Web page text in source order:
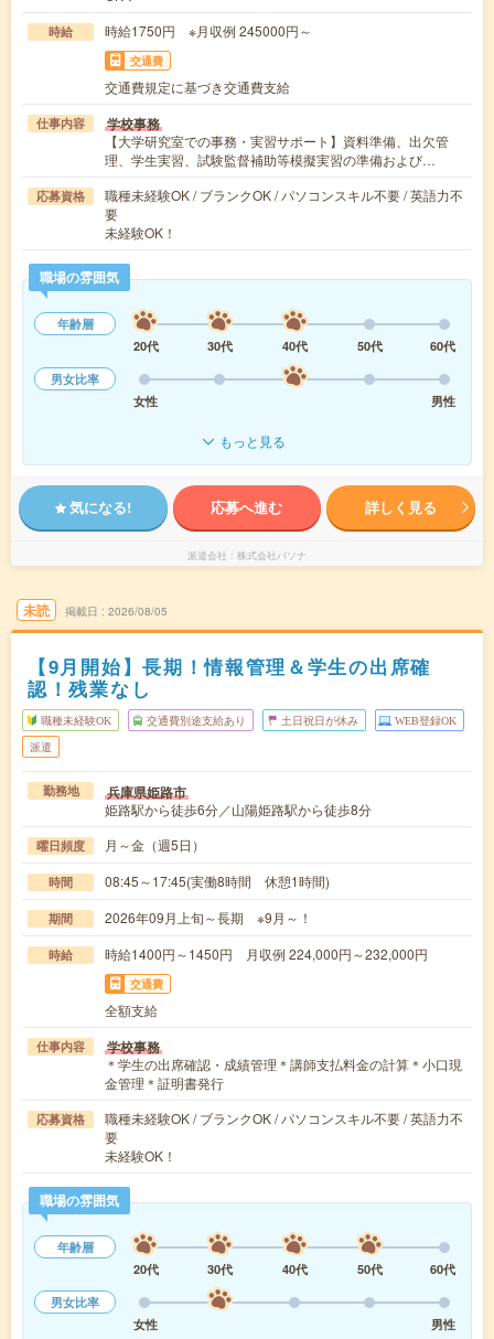
時給 時給1750円 ※月収例 245000円～
交通費
交通費規定に基づき交通費支給
仕事内容 学校事務
【大学研究室での事務・実習サポート】資料準備、出欠管
理、学生実習、試験監督補助等模擬実習の準備および…
応募資格
職種未経験OK / ブランクOK / パソコンスキル不要 / 英語力不
要
未経験OK！
職場の雰囲気
年齢層
20代
30代 40代 50代
60代
男女比率
女性
男性
もっと見る
気になる! 応募へ進む 詳しく見る
派遣会社 株式会社パソナ
未読 掲載日 2026/08/05
【9月開始】長期！情報管理＆学生の出席確
認！残業なし
職種未経験OK 交通費別途支給あり 土日祝日が休み WEB登録OK
派遣
勤務地 兵庫県姫路市
姫路駅から徒歩6分／山陽姫路駅から徒歩8分
曜日頻度 月～金（週5日）
時間 08:45～17:45(実働8時間 休憩1時間)
期間 2026年09月上旬～長期 ※9月～！
時給 時給1400円～1450円 月収例 224,000円～232,000円
交通費
全額支給
仕事内容 学校事務
＊学生の出席確認・成績管理＊講師支払料金の計算＊小口現
金管理＊証明書発行
応募資格
職種未経験OK / ブランクOK / パソコンスキル不要 / 英語力不
要
未経験OK！
職場の雰囲気
年齢層
20代
30代 40代 50代
60代
男女比率
女性
男性